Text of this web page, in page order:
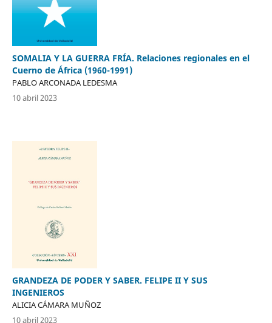
SOMALIA Y LA GUERRA FRÍA. Relaciones regionales en el
Cuerno de África (1960-1991)
PABLO ARCONADA LEDESMA
10 abril 2023
GRANDEZA DE PODER Y SABER. FELIPE II Y SUS
INGENIEROS
ALICIA CÁMARA MUÑOZ
10 abril 2023